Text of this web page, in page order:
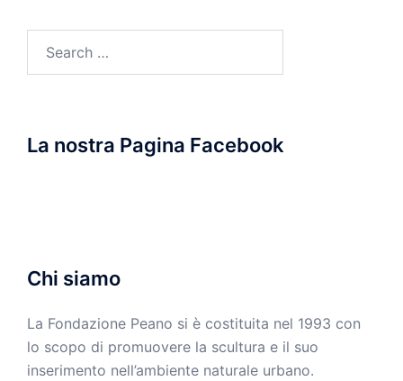
La nostra Pagina Facebook
Chi siamo
La Fondazione Peano si è costituita nel 1993 con
lo scopo di promuovere la scultura e il suo
inserimento nell’ambiente naturale urbano.